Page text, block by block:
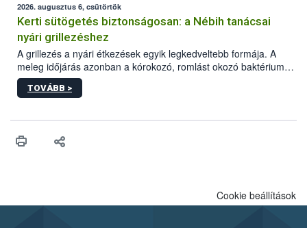
érésű szőlőkben is legyen lehetőség a károsító elleni további
védekezésre. Az Oroganic készítmény kis kiszerelésben kiskerti
felhasználók számára is elérhető és ökológiai termesztésben is
engedélyezett.
2026. augusztus 6, csütörtök
Kerti sütögetés biztonságosan: a Nébih tanácsai
nyári grillezéshez
A grillezés a nyári étkezések egyik legkedveltebb formája. A
meleg időjárás azonban a kórokozó, romlást okozó baktériumok
gyorsabb szaporodásának is kedvez. A szabadtéri sütögetés
ezért nem csupán a megfelelő sütési technikáról szól: legalább
higiéniai szabályok betartása, a megfelelő hőkezelés, valamint a
biztonsági Hivatal (Nébih) Oktatási Programja összegyűjtötte a
TOVÁBB >
Cookie beállítások